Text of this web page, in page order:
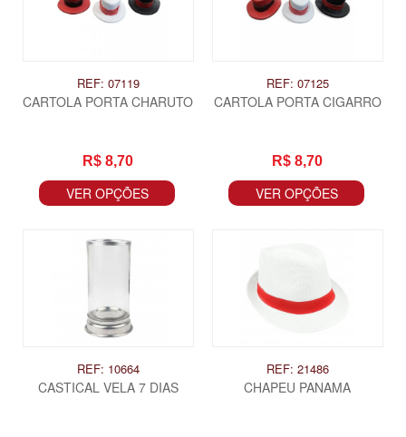
REF: 07119
CARTOLA PORTA CHARUTO
R$ 8,70
VER OPÇÕES
REF: 07125
CARTOLA PORTA CIGARRO
R$ 8,70
VER OPÇÕES
REF: 10664
CASTICAL VELA 7 DIAS
REF: 21486
CHAPEU PANAMA